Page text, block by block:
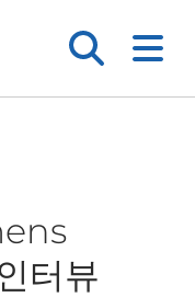
터뷰